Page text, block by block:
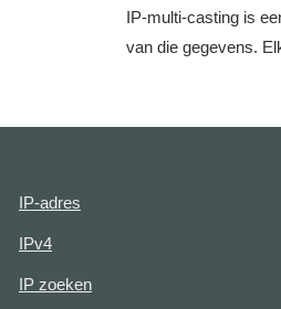
IP-multi-casting is
van die gegevens.
IP-adres
IPv4
IP zoeken